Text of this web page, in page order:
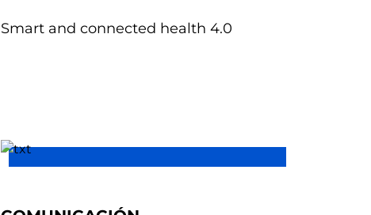
Smart and connected health 4.0